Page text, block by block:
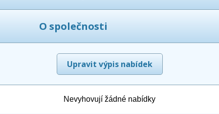
O společnosti
Upravit výpis nabídek
Nevyhovují žádné nabídky